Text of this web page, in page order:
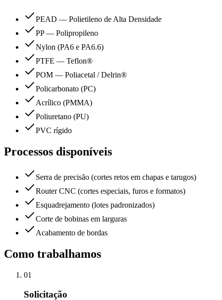
PEAD — Polietileno de Alta Densidade
PP — Polipropileno
Nylon (PA6 e PA6.6)
PTFE — Teflon®
POM — Poliacetal / Delrin®
Policarbonato (PC)
Acrílico (PMMA)
Poliuretano (PU)
PVC rígido
Processos disponíveis
Serra de precisão (cortes retos em chapas e tarugos)
Router CNC (cortes especiais, furos e formatos)
Esquadrejamento (lotes padronizados)
Corte de bobinas em larguras
Acabamento de bordas
Como trabalhamos
01
Solicitação